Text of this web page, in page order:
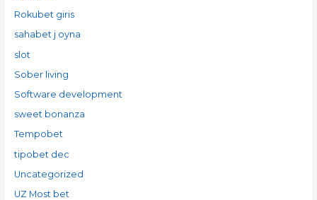
Rokubet giris
sahabet j oyna
slot
Sober living
Software development
sweet bonanza
Tempobet
tipobet dec
Uncategorized
UZ Most bet